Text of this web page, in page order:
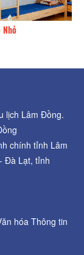
lịch Lâm Đồng.
chính tỉnh Lâm
Đà Lạt, tỉnh
hóa Thông tin